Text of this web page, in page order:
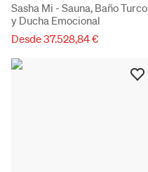
Sasha Mi - Sauna, Baño Turco
y Ducha Emocional
Desde 37.528,84 €